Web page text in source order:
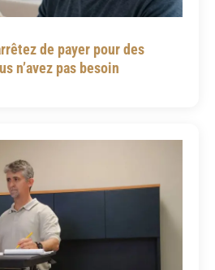
de payer pour des
n’avez pas besoin